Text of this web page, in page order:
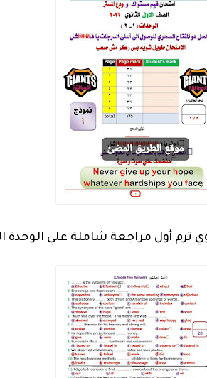
ترم أول مراجعة شاملة علي الوحدة